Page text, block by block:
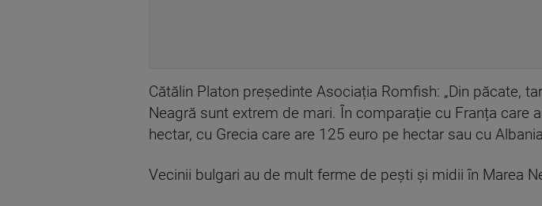
Cătălin Platon președinte Asociația Romfish: „Din păcate,
Neagră sunt extrem de mari. În comparație cu Franța care
hectar, cu Grecia care are 125 euro pe hectar sau cu
Vecinii bulgari au de mult ferme de pești și midii în Marea